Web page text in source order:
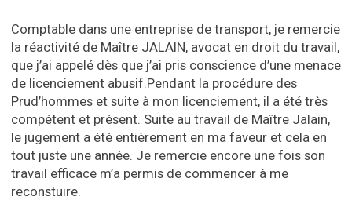
Comptable dans une entreprise de transport, je remercie
la réactivité de Maître JALAIN, avocat en droit du travail,
que j’ai appelé dès que j’ai pris conscience d’une menace
de licenciement abusif.Pendant la procédure des
Prud’hommes et suite à mon licenciement, il a été très
compétent et présent. Suite au travail de Maître Jalain,
le jugement a été entièrement en ma faveur et cela en
tout juste une année. Je remercie encore une fois son
travail efficace m’a permis de commencer à me
reconstuire.